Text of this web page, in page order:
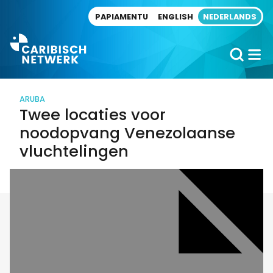
PAPIAMENTU ENGLISH NEDERLANDS
ARUBA
Twee locaties voor
noodopvang Venezolaanse
vluchtelingen